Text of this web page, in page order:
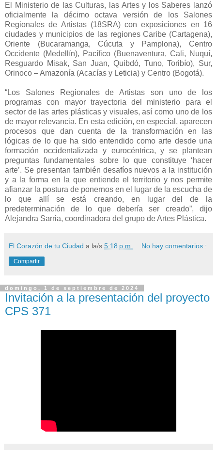
El Ministerio de las Culturas, las Artes y los Saberes lanzó
oficialmente la décimo octava versión de los Salones
Regionales de Artistas (18SRA) con exposiciones en 16
ciudades y municipios de las regiones Caribe (Cartagena),
Oriente (Bucaramanga, Cúcuta y Pamplona), Centro
Occidente (Medellín), Pacífico (Buenaventura, Cali, Nuquí,
Resguardo Misak, San Juan, Quibdó, Tuno, Toribío), Sur,
Orinoco – Amazonía (Acacías y Leticia) y Centro (Bogotá).
“Los Salones Regionales de Artistas son uno de los
programas con mayor trayectoria del ministerio para el
sector de las artes plásticas y visuales, así como uno de los
de mayor relevancia. En esta edición, en especial, aparecen
procesos que dan cuenta de la transformación en las
lógicas de lo que ha sido entendido como arte desde una
formación occidentalizada y eurocéntrica, y se plantean
preguntas fundamentales sobre lo que constituye ‘hacer
arte’. Se presentan también desafíos nuevos a la institución
y a la forma en la que entiende el territorio y nos permite
afianzar la postura de ponernos en el lugar de la escucha de
lo que allí se está creando, en lugar del de la
predeterminación de lo que debería ser creado”, dijo
Alejandra Sarria, coordinadora del grupo de Artes Plástica.
El Corazón de tu Ciudad a la/s 5:18 p.m. No hay comentarios.:
Compartir
domingo, 1 de septiembre de 2024
Invitación a la presentación del proyecto
CPS 371